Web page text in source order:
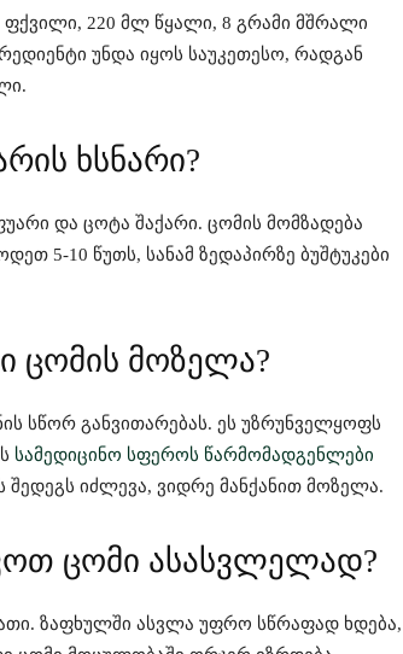
220 მლ წყალი, 8 გრამი მშრალი
უნდა იყოს საუკეთესო, რადგან
ხსნარი?
და ცოტა შაქარი. ცომის მომზადება
5-10 წუთს, სანამ ზედაპირზე ბუშტუკები
ცომის მოზელა?
სწორ განვითარებას. ეს უზრუნველყოფს
სამედიცინო სფეროს წარმომადგენლები
იძლევა, ვიდრე მანქანით მოზელა.
ცომი ასასვლელად?
ზაფხულში ასვლა უფრო სწრაფად ხდება,